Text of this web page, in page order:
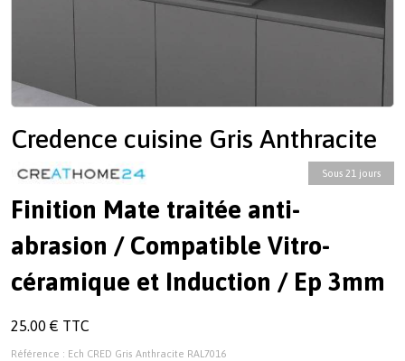
Credence cuisine Gris Anthracite
Sous 21 jours
Finition Mate traitée anti-
abrasion / Compatible Vitro-
céramique et Induction / Ep 3mm
25.00 € TTC
Référence : Ech CRED Gris Anthracite RAL7016